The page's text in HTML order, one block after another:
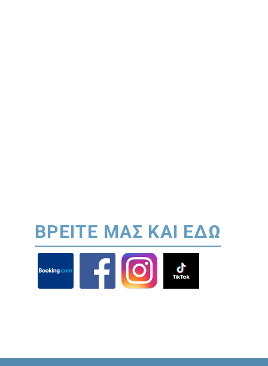
ΒΡΕΙΤΕ ΜΑΣ ΚΑΙ ΕΔΩ